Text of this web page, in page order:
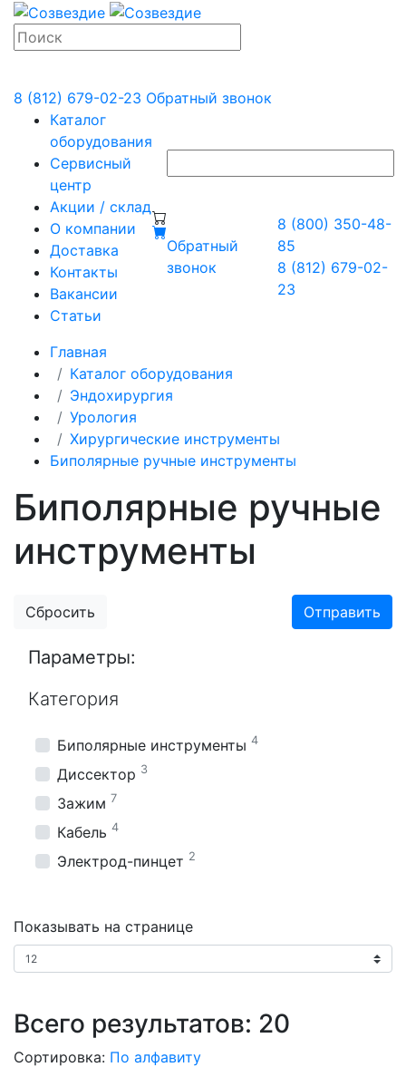
8 (812) 679-02-23 Обратный звонок
Каталог
оборудования
Сервисный
центр
Акции / склад
О компании
Доставка
Контакты
Вакансии
Статьи
Обратный
звонок
8 (800) 350-48-
85
8 (812) 679-02-
23
Главная
Каталог оборудования
Эндохирургия
Урология
Хирургические инструменты
Биполярные ручные инструменты
Биполярные ручные
инструменты
Сбросить Отправить
Параметры:
Категория
Биполярные инструменты 4
Диссектор 3
Зажим 7
Кабель 4
Электрод-пинцет 2
Показывать на странице
Всего результатов: 20
Сортировка: По алфавиту